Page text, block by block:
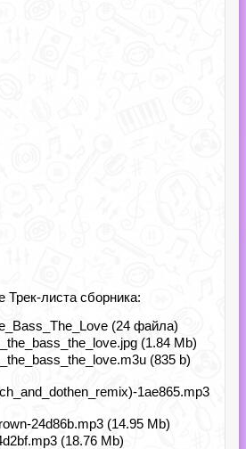
Трек-листа сборника:
(24 файла)
(1.84 Mb)
(835 b)
1ae865.mp3
24d86b.mp3 (14.95 Mb)
(18.76 Mb)